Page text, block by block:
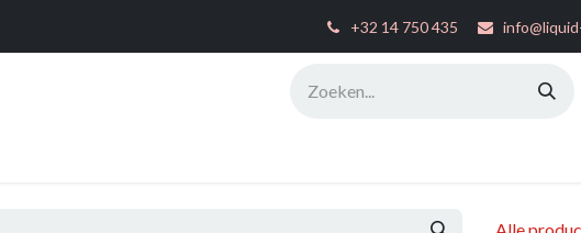
+32 14 750 435